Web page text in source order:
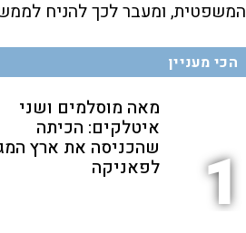
המשפטית, ומעבר לכך להניח
הכי מעניין
1
מאה מוסלמים ושני
איטלקים: הכיתה
שהכניסה את ארץ
לפאניקה